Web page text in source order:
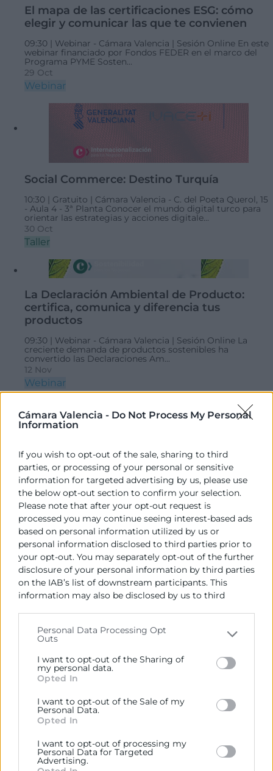
Cámara Valencia - Do Not Process My Personal
Information
If you wish to opt-out of the sale, sharing to third
parties, or processing of your personal or sensitive
information for targeted advertising by us, please use
the below opt-out section to confirm your selection.
Please note that after your opt-out request is
processed you may continue seeing interest-based ads
based on personal information utilized by us or
personal information disclosed to third parties prior to
your opt-out. You may separately opt-out of the further
disclosure of your personal information by third parties
on the IAB’s list of downstream participants. This
information may also be disclosed by us to third
Please note that this website/app uses one or more
Google services and may gather and store information
including but not limited to your visit or usage
behaviour. You may click to grant or deny consent to
below specified purposes in below Google consent
section.
Personal Data Processing Opt
Outs
I want to opt-out of the Sharing of
my personal data.
Opted In
I want to opt-out of the Sale of my
Personal Data.
Opted In
I want to opt-out of processing my
Personal Data for Targeted
Advertising.
El mapa de las certificaciones ESG: cómo
elegir y comunicar las que te convienen
09:30 | Webinar - Cámara Valencia | Sesión Online En este
webinar financiado por Fondos FEDER en el marco del
Programa PYME Sosten...
29 Oct
Webinar
Social Commerce: Destino Turquía
10:30 | Gratuito | Cámara Valencia - C. del Poeta Querol, 15
- Aula 4 - 3ª Planta Conocer el mundo digital turco para
orientar las estrategias y acciones digitale...
30 Oct
Taller
La Declaración Ambiental de Producto:
certifica, comunica y diferencia tus
productos
09:30 | Webinar - Cámara Valencia | Sesión Online La
creciente demanda de productos sostenibles ha
convertido las Declaraciones Am...
12 Nov
Webinar
Social Commerce: Destino Reino Unido
10:30 | Gratuito | Cámara Valencia - C. del Poeta Querol, 15
- Aula 4 - 3ª Planta Conocer el mundo digital británico
para orientar las estrategias y acciones dig...
20 Nov
4
Cámara València es una corporación de derecho público,
colaboradora de las Administraciones Públicas, dedicada a:
Prestar servicios a las empresas.
generales del comercio, la industria y la navegación.
Ejercitar las competencias de carácter público